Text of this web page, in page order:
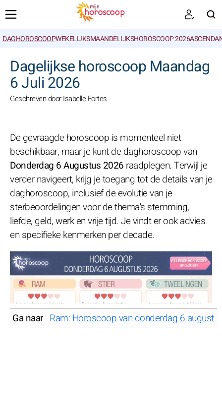
DAGHOROSCOOPWEKELIJKSMAANDELIJKSHOROSCOOP 2026
Dagelijkse horoscoop Maandag
6 Juli 2026
Geschreven door Isabelle Fortes
De gevraagde horoscoop is momenteel niet
beschikbaar, maar je kunt de daghoroscoop van
Donderdag 6 Augustus 2026 raadplegen. Terwijl je
verder navigeert, krijg je toegang tot de details van je
daghoroscoop, inclusief de evolutie van je
sterbeoordelingen voor de thema's stemming,
liefde, geld, werk en vrije tijd. Je vindt er ook advies
en specifieke kenmerken per decade.
Ga naar Ram: Horoscoop van donderdag 6